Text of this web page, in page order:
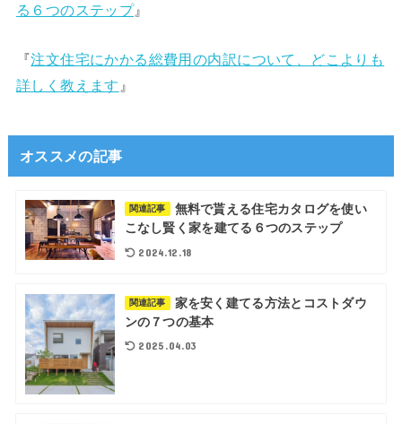
る６つのステップ』
『注文住宅にかかる総費用の内訳について、どこよりも
詳しく教えます 』
オススメの記事
関連記事
無料で貰える住宅カタログを使い
こなし賢く家を建てる６つのステップ
2024.12.18
関連記事
家を安く建てる方法とコストダウ
ンの７つの基本
2025.04.03